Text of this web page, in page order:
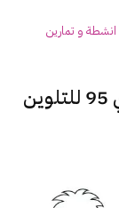
و تمارين
رسومات عن اليوم الوطني السعودي 95 للتلوين